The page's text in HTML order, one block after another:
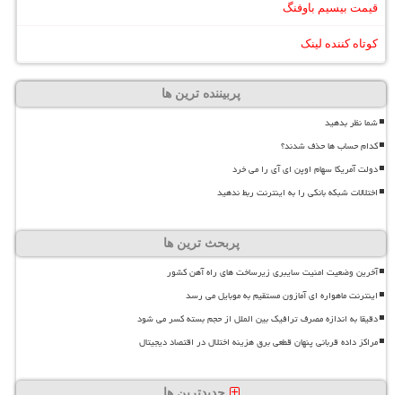
قیمت بیسیم باوفنگ
کوتاه کننده لینک
پربیننده ترین ها
شما نظر بدهید
کدام حساب ها حذف شدند؟
دولت آمریکا سهام اوپن ای آی را می خرد
اختلالات شبکه بانکی را به اینترنت ربط ندهید
پربحث ترین ها
آخرین وضعیت امنیت سایبری زیرساخت های راه آهن کشور
اینترنت ماهواره ای آمازون مستقیم به موبایل می رسد
دقیقا به اندازه مصرف ترافیک بین الملل از حجم بسته کسر می شود
مراکز داده قربانی پنهان قطعی برق هزینه اختلال در اقتصاد دیجیتال